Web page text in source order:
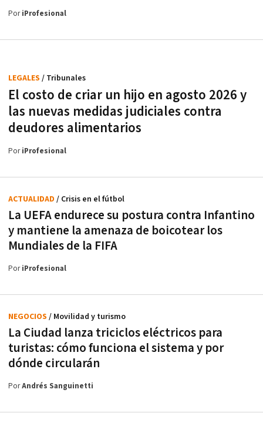
PoriProfesional
El costo de criar un hijo en agosto 2026 y
las nuevas medidas judiciales contra
deudores alimentarios
LEGALES / Tribunales
PoriProfesional
La UEFA endurece su postura contra Infantino
y mantiene la amenaza de boicotear los
Mundiales de la FIFA
ACTUALIDAD / Crisis en el fútbol
PoriProfesional
La Ciudad lanza triciclos eléctricos para
turistas: cómo funciona el sistema y por
dónde circularán
NEGOCIOS / Movilidad y turismo
PorAndrés Sanguinetti